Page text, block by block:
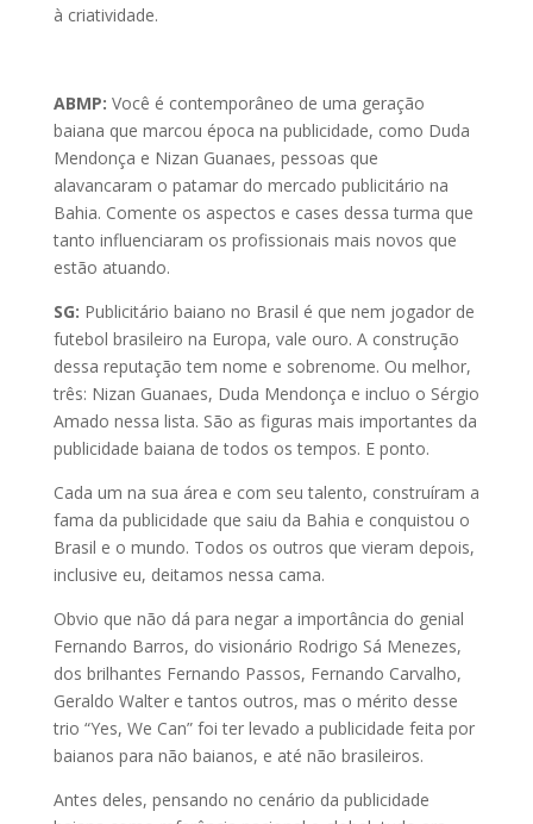
à criatividade.
ABMP: Você é contemporâneo de uma geração
baiana que marcou época na publicidade, como Duda
Mendonça e Nizan Guanaes, pessoas que
alavancaram o patamar do mercado publicitário na
Bahia. Comente os aspectos e cases dessa turma que
tanto influenciaram os profissionais mais novos que
estão atuando.
SG: Publicitário baiano no Brasil é que nem jogador de
futebol brasileiro na Europa, vale ouro. A construção
dessa reputação tem nome e sobrenome. Ou melhor,
três: Nizan Guanaes, Duda Mendonça e incluo o Sérgio
Amado nessa lista. São as figuras mais importantes da
publicidade baiana de todos os tempos. E ponto.
Cada um na sua área e com seu talento, construíram a
fama da publicidade que saiu da Bahia e conquistou o
Brasil e o mundo. Todos os outros que vieram depois,
inclusive eu, deitamos nessa cama.
Obvio que não dá para negar a importância do genial
Fernando Barros, do visionário Rodrigo Sá Menezes,
dos brilhantes Fernando Passos, Fernando Carvalho,
Geraldo Walter e tantos outros, mas o mérito desse
trio “Yes, We Can” foi ter levado a publicidade feita por
baianos para não baianos, e até não brasileiros.
Antes deles, pensando no cenário da publicidade